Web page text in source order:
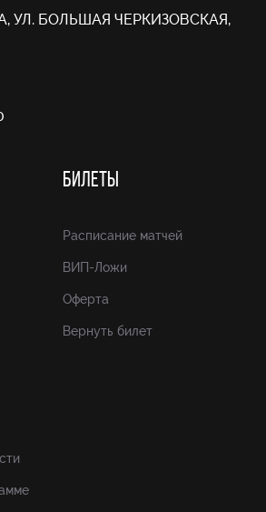
УЛ. БОЛЬШАЯ ЧЕРКИЗОВСКАЯ,
БИЛЕТЫ
Расписание матчей
ВИП-Ложи
Оферта
Вернуть билет